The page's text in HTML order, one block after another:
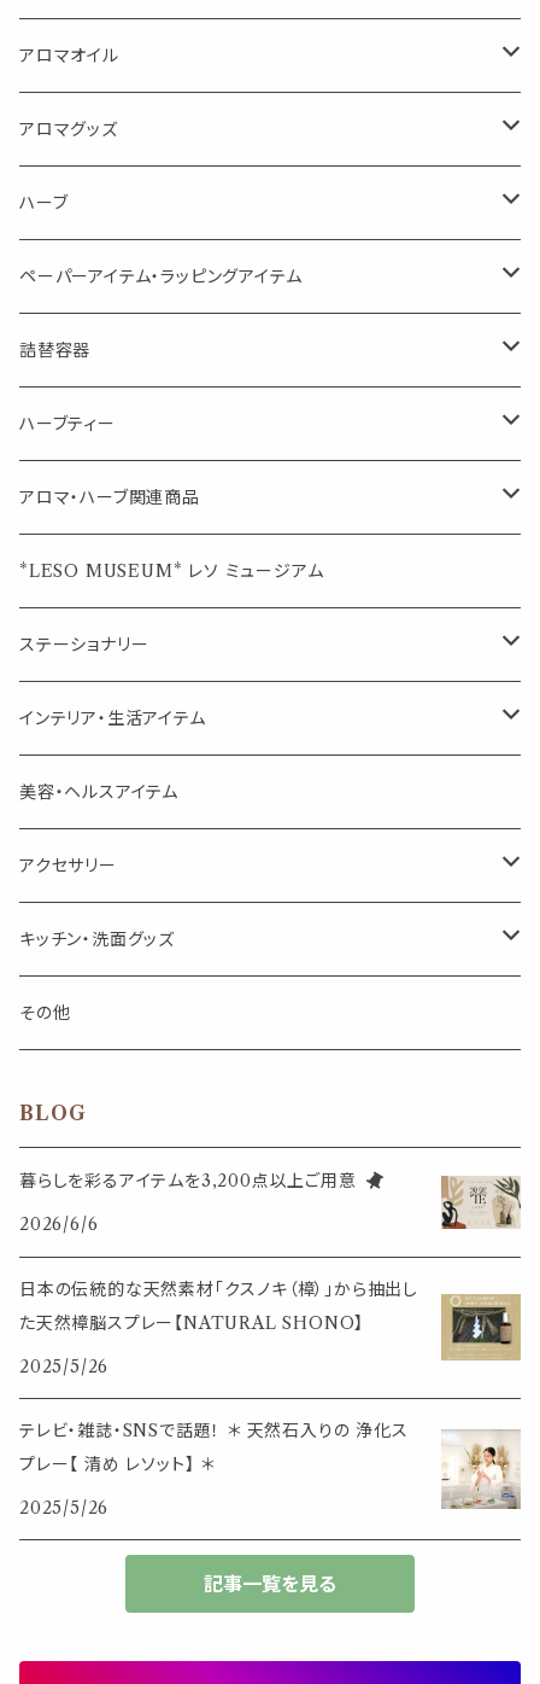
蒸し暑い夏やリフレッシュに
消臭に（用途：空間や衣服）
FLOWER LESO. フラワレソット
Kiyome LESO. キヨメ レソット
体感-4℃ !? 薄荷をブレンドしたアロマスプレー
AroMachi アロマチ 町の香り
Mask&Pillow Aroma
アロマオイル
エッセンシャルオイル
シングル
ブレンド
キャリアオイル
アロマグッズ
エッセンシャルオイル
ディフューザー
ハーブ
サシェ・香り袋
ハーブティー
シングル
箱入りアソート
キャンディー
ペーパーアイテム・ラッピングアイテム
シーリングワックス シール
ペーパークリップ
ウェルカムボード・装飾
席札クリップ
プチギフト
詰替容器
ロールオンボトル
スプレーボトル
スポイトボトル
精油用ボトル
ポンプ式ボトル
リップ容器
スクリュー容器
チューブ
スライドケース
ハーブティー
ブレンド
ジュエル オブ ビューティー
美人さんのハーブティー
シングル
アロマ・ハーブ関連商品
エッセンシャルオイル
シングル
ブレンド
クラフト器材・道具
キャリアオイル・ワックス
道具
お香・サシェ・キャンドル
線香
サシェ・香り袋
ディフューザー
アロマオイルウォーマー
アロマストーン
*LESO MUSEUM* レソ ミュージアム
ステーショナリー
デザインクリップ
記号（ハート,星,etc）
音楽・楽器
ミニサイズ
50個以上の大容量
ダブルクリップ・その他
ページオープナー・ワイドクリップ
ポストカード・メッセージカード
フック・マグネット・画鋲
ステッカー・マスキングテープ・付箋
筆記用具
インテリア・生活アイテム
オブジェ
キャンドル・お香
ウォールアイテム
フック・マグネット・画鋲
収納・小物トレー
スマホアイテム
生活アイテム
美容・ヘルスアイテム
アクセサリー
ブローチ・ピンバッチ
ピアス
ブレスレット
その他
キッチン・洗面グッズ
カトラリー
その他
BLOG
暮らしを彩るアイテムを3,200点以上ご用意
2026/6/6
日本の伝統的な天然素材「クスノキ（樟）」から抽出し
た天然樟脳スプレー【NATURAL SHONO】
2025/5/26
テレビ・雑誌・SNSで話題！ ＊ 天然石入りの 浄化ス
プレー【 清め レソット】 ＊
2025/5/26
記事一覧を見る